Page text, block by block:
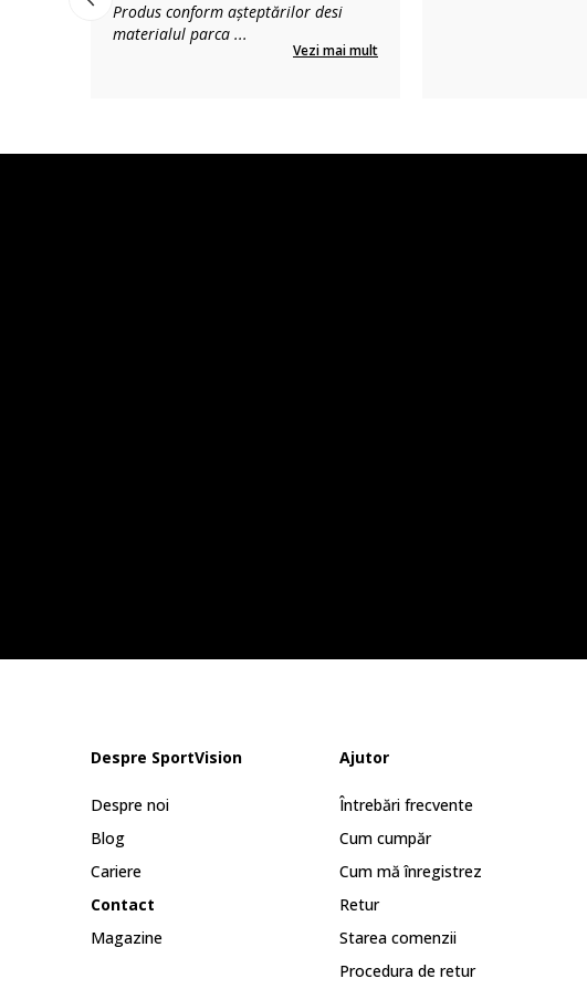
Produs conform așteptărilor desi
materialul parca ...
Vezi mai mult
Despre SportVision
Despre noi
Blog
Cariere
Contact
Magazine
Ajutor
Întrebări frecvente
Cum cumpăr
Cum mă înregistrez
Retur
Starea comenzii
Procedura de retur